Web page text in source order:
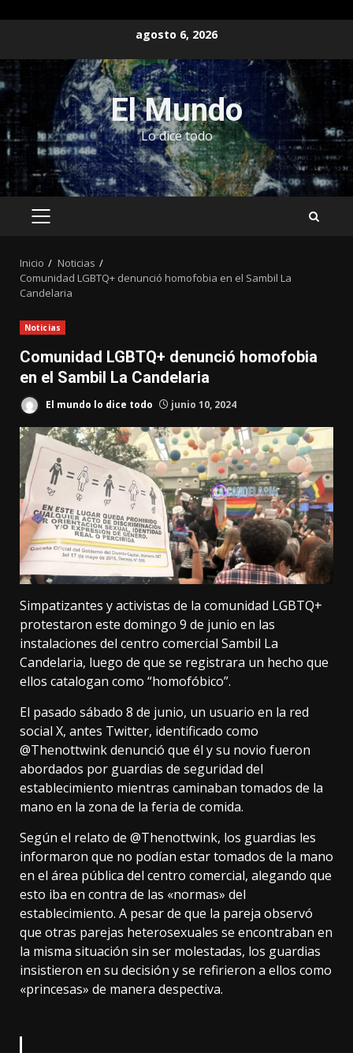
contenido
agosto 6, 2026
El Mundo
Lo dice todo
MENÚ
Inicio
Noticias
Comunidad LGBTQ+ denunció homofobia en el Sambil La
Candelaria
Noticias
Comunidad LGBTQ+ denunció homofobia
en el Sambil La Candelaria
El mundo lo dice todo junio 10, 2024
Simpatizantes y activistas de la comunidad LGBTQ+
protestaron este domingo 9 de junio en las
instalaciones del centro comercial Sambil La
Candelaria, luego de que se registrara un hecho que
ellos catalogan como “homofóbico”.
El pasado sábado 8 de junio, un usuario en la red
social X, antes Twitter, identificado como
@Thenottwink denunció que él y su novio fueron
abordados por guardias de seguridad del
establecimiento mientras caminaban tomados de la
mano en la zona de la feria de comida.
Según el relato de @Thenottwink, los guardias les
informaron que no podían estar tomados de la mano
en el área pública del centro comercial, alegando que
esto iba en contra de las «normas» del
establecimiento. A pesar de que la pareja observó
que otras parejas heterosexuales se encontraban en
la misma situación sin ser molestadas, los guardias
insistieron en su decisión y se refirieron a ellos como
«princesas» de manera despectiva.